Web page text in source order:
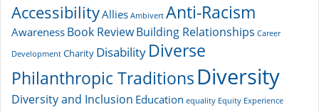
AccessibilityAllies Ambivert Anti-Racism
Awareness Book ReviewBuilding Relationships Career
Development Charity Disability Diverse
Philanthropic TraditionsDiversity
Diversity and Inclusion Education equality Equity Experience